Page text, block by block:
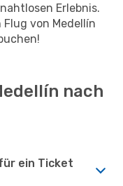
Erlebnis.
von Medellín
nach
ein Ticket